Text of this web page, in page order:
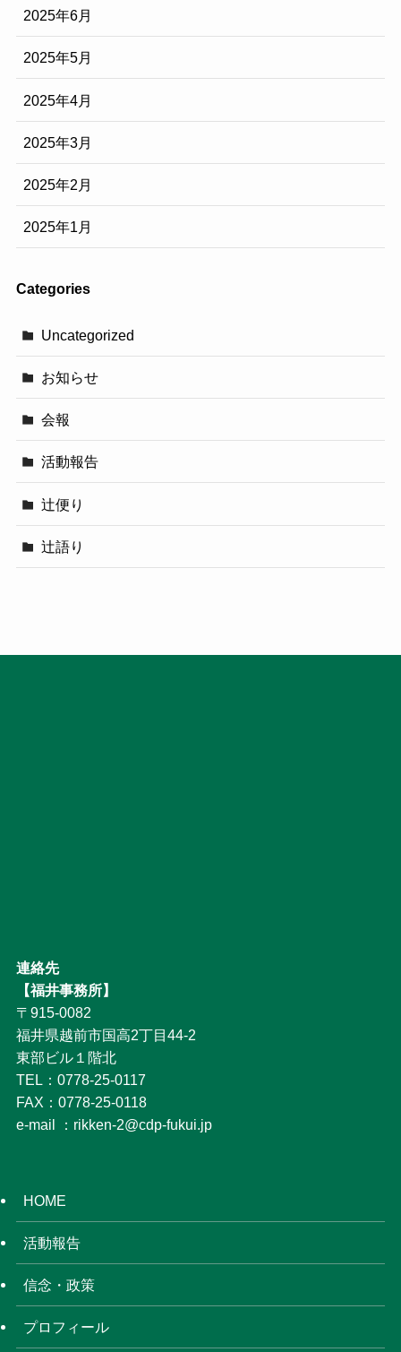
2025年6月
2025年5月
2025年4月
2025年3月
2025年2月
2025年1月
Categories
Uncategorized
お知らせ
会報
活動報告
辻便り
辻語り
連絡先
【福井事務所】
〒915-0082
福井県越前市国高2丁目44-2
東部ビル１階北
TEL：0778-25-0117
FAX：0778-25-0118
e-mail ：rikken-2@cdp-fukui.jp
HOME
活動報告
信念・政策
プロフィール